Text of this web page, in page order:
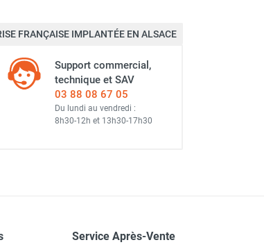
FRANÇAISE IMPLANTÉE EN ALSACE
Support commercial,
technique et SAV
03 88 08 67 05
Du lundi au vendredi :
8h30-12h et 13h30-17h30
Service Après-Vente